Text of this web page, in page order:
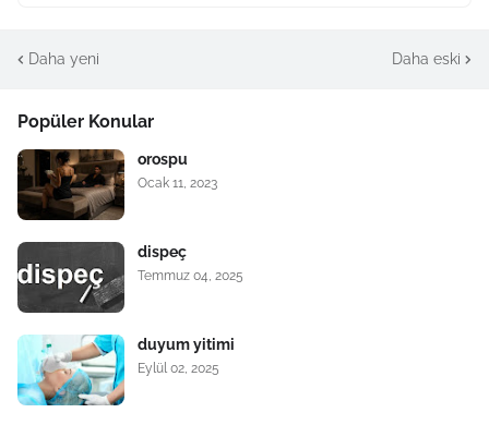
Daha yeni Daha eski
Popüler Konular
orospu
Ocak 11, 2023
dispeç
Temmuz 04, 2025
duyum yitimi
Eylül 02, 2025